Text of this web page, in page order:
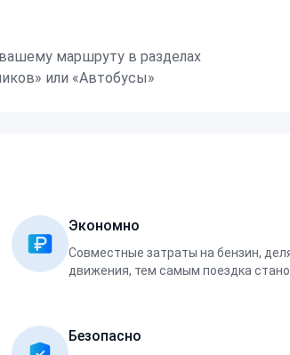
маршруту в разделах
или «Автобусы»
Экономно
Совместные затраты на бензин,
движения, тем самым поездка
Безопасно